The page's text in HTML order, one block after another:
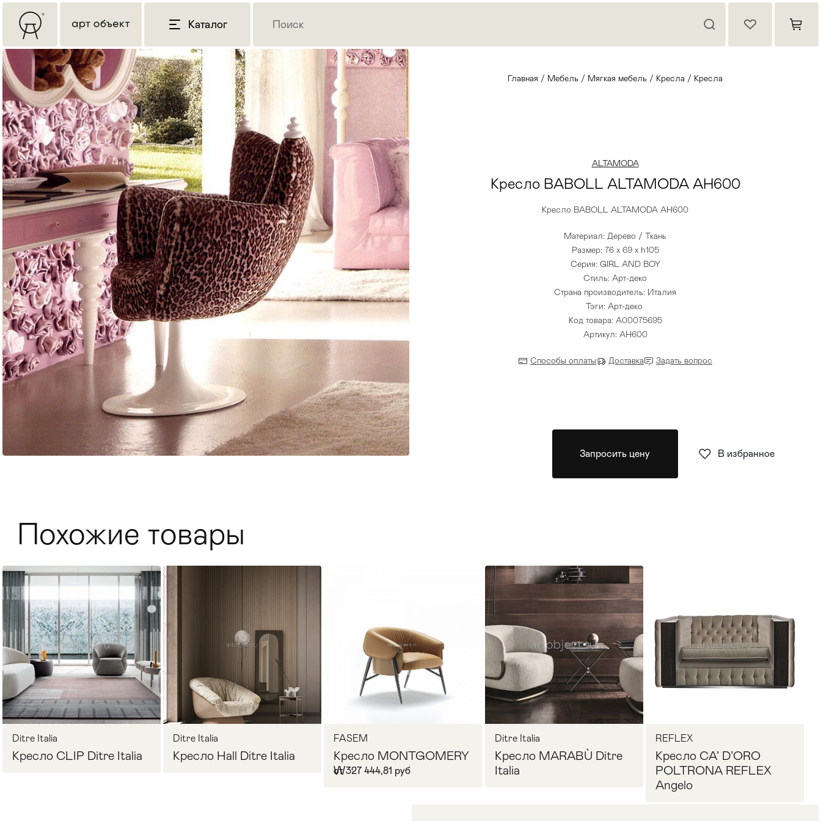
Каталог
Столы >
Стулья >
Мебель для ванных комнат
Главная / Мебель / Мягкая мебель / Кресла / Кресла
ALTAMODA
Кресло BABOLL ALTAMODA AH600
Кресло BABOLL ALTAMODA AH600
Материал: Дерево / Ткань
Размер: 76 x 69 x h105
Серия: GIRL AND BOY
Стиль: Арт-деко
Страна производитель: Италия
Тэги: Арт-деко
Код товара: A00075695
Артикул: AH600
Способы оплаты Доставка Задать вопрос
Запросить цену В избранное
Похожие товары
Ditre Italia
Кресло CLIP Ditre Italia
Ditre Italia
Кресло Hall Ditre Italia
FASEM
Кресло MONTGOMERY
W
от 327 444,81 руб
Ditre Italia
Кресло MARABÙ Ditre
Italia
REFLEX
Кресло CA’ D’ORO
POLTRONA REFLEX
Angelo